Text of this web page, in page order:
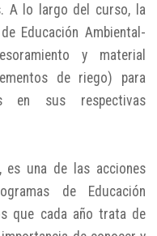
A lo largo del curso, la
Educación Ambiental-
y material
de riego) para
en sus respectivas
es una de las acciones
de Educación
que cada año trata de